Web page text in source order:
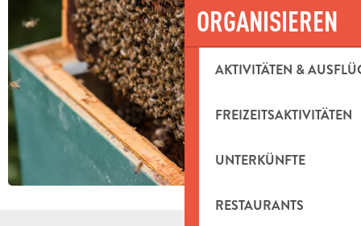
ORGANISIEREN
AKTIVITÄTEN &
FREIZEITSAKTIVITÄTEN
UNTERKÜNFTE
RESTAURANTS